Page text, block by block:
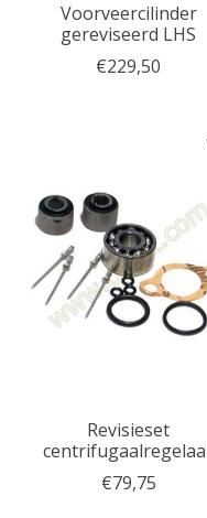
Voorveercilinder
gereviseerd LHS
€229,50
Revisieset
€79,75